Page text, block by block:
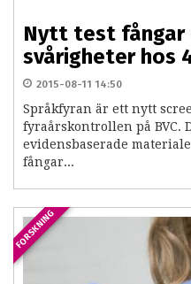
Nytt test fångar
svårigheter hos
2015-08-11 14:50
Språkfyran är ett nytt
fyraårskontrollen på BVC.
evidensbaserade
fångar...
FORSKNING